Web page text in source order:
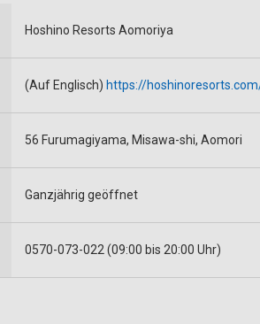
Hoshino Resorts Aomoriya
(Auf Englisch) https://
56 Furumagiyama, Misawa-shi, Aomori
Ganzjährig geöffnet
0570-073-022 (09:00 bis 20:00 Uhr)